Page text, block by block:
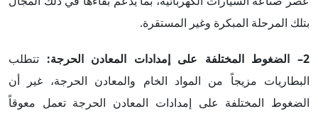
بتلك المرحلة المبكرة وغير المستقرة.
2– الضغوط المختلفة على إمدادات المعادن الحرجة:
تتطلب
البطاريات مزيجاً من المواد الخام والمعادن الحرجة، غير أن
الضغوط المختلفة على إمدادات المعادن الحرجة تعمل معوقاً